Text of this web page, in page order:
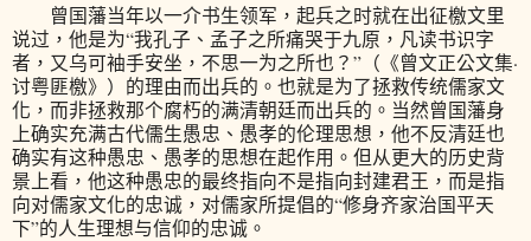
曾国藩当年以一介书生领军，起兵之时就在出征檄文里
说过，他是为“我孔子、孟子之所痛哭于九原，凡读书识字
者，又乌可袖手安坐，不思一为之所也？”（《曾文正公文集·
讨粤匪檄》）的理由而出兵的。也就是为了拯救传统儒家文
化，而非拯救那个腐朽的满清朝廷而出兵的。当然曾国藩身
上确实充满古代儒生愚忠、愚孝的伦理思想，他不反清廷也
确实有这种愚忠、愚孝的思想在起作用。但从更大的历史背
景上看，他这种愚忠的最终指向不是指向封建君王，而是指
向对儒家文化的忠诚，对儒家所提倡的“修身齐家治国平天
下”的人生理想与信仰的忠诚。